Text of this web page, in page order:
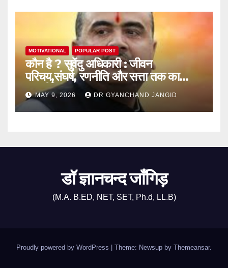
MOTIVATIONAL POPULAR POST
कौन है ? सुवेंदु अधिकारी : जीवन
परिचय,संघर्ष, रणनीति और सत्ता तक का
राजनीतिक सफर
MAY 9, 2026 DR GYANCHAND JANGID
डॉ ज्ञानचन्द जाँगिड़
(M.A. B.ED, NET, SET, Ph.d, LL.B)
Proudly powered by WordPress Theme: Newsup by Themeansar.